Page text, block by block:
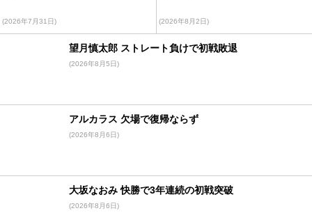
(2026年7月31日) (2026年8月2日)
望月慎太郎 ストレート負けで初戦敗退
(2026年8月5日)
アルカラス 欠場で復帰ならず
(2026年8月6日)
大坂なおみ 快勝で3年連続の初戦突破
(2026年8月6日)